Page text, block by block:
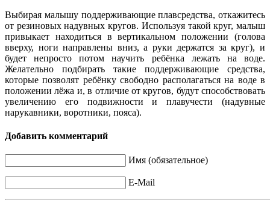
Выбирая малышу поддерживающие плавсредства, откажитесь
от резиновых надувных кругов. Используя такой круг, малыш
привыкает находиться в вертикальном положении (голова
вверху, ноги направлены вниз, а руки держатся за круг), и
будет непросто потом научить ребёнка лежать на воде.
Желательно подбирать такие поддерживающие средства,
которые позволят ребёнку свободно располагаться на воде в
положении лёжа и, в отличие от кругов, будут способствовать
увеличению его подвижности и плавучести (надувные
нарукавники, воротники, пояса).
Добавить комментарий
Имя (обязательное)
E-Mail